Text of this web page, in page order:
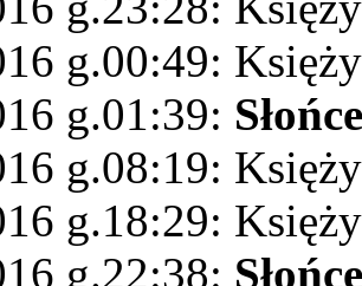
g.00:49:
g.01:39: Słońce
g.08:19:
g.18:29:
g.22:38: Słońce